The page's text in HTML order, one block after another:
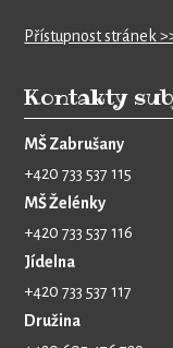
Přístupnost stránek
Kontakty
MŠ Zabrušany
+420 733 537 115
MŠ Želénky
+420 733 537 116
Jídelna
+420 733 537 117
Družina